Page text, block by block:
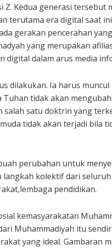
Z. Kedua generasi tersebut
terutama era digital saat
gerakan pencerahan
yang merupakan
digital dalam arus media
dilakukan. Ia harus
tidak akan
satu doktrin yang
tidak akan terjadi bila
perubahan untuk
langkah kolektif dari seluruh
pendidikan.
kemasyarakatan
Muhammadiyah itu
yang ideal. Gambaran